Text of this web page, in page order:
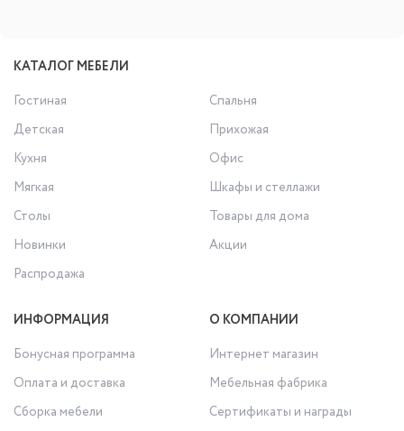
КАТАЛОГ МЕБЕЛИ
Гостиная
Спальня
Детская
Прихожая
Кухня
Офис
Мягкая
Шкафы и стеллажи
Столы
Товары для дома
Новинки
Акции
Распродажа
ИНФОРМАЦИЯ
Бонусная программа
Оплата и доставка
Сборка мебели
О КОМПАНИИ
Интернет магазин
Мебельная фабрика
Сертификаты и награды